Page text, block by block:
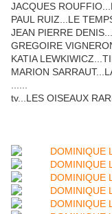
JACQUES
PAUL RUIZ...LE
JEAN PIERRE
GREGOIRE
KATIA
MARION
tv...LES OISEAUX